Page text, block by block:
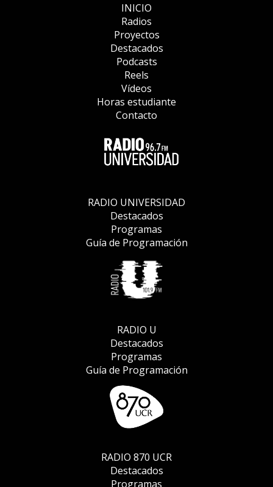
INICIO
Radios
Proyectos
Destacados
Podcasts
Reels
Vídeos
Horas estudiante
Contacto
RADIO UNIVERSIDAD
Destacados
Programas
Guía de Programación
RADIO U
Destacados
Programas
Guía de Programación
RADIO 870 UCR
Destacados
Programas